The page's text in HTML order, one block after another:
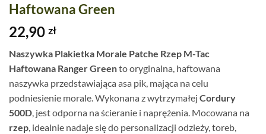
Haftowana Green
22,90 zł
Naszywka Plakietka Morale Patche Rzep M-Tac
Haftowana Ranger Greento oryginalna, haftowana
naszywka przedstawiająca asa pik, mająca na celu
podniesienie morale. Wykonana z wytrzymałej Cordury
500D , jest odporna na ścieranie i naprężenia. Mocowana na
rzep , idealnie nadaje się do personalizacji odzieży, toreb,